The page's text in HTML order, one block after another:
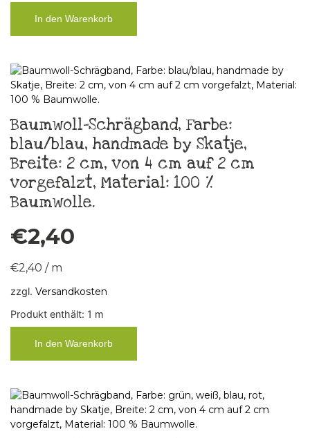
In den Warenkorb
Baumwoll-Schrägband, Farbe:
blau/blau, handmade by Skatje,
Breite: 2 cm, von 4 cm auf 2 cm
vorgefalzt, Material: 100 %
Baumwolle.
€2,40
€2,40 / m
zzgl. Versandkosten
Produkt enthält: 1 m
In den Warenkorb